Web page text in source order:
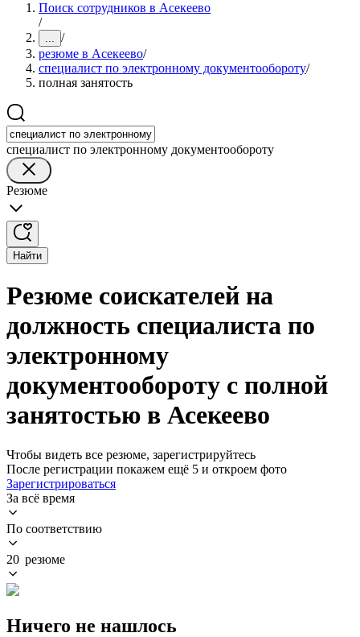
Поиск сотрудников в Асекеево
/
... /
резюме в Асекеево/
специалист по электронному документообороту/
полная занятость
специалист по электронному документообороту
Резюме
Найти
Резюме соискателей на
должность специалиста по
электронному
документообороту с полной
занятостью в Асекеево
Чтобы видеть все резюме, зарегистрируйтесь
После регистрации покажем ещё 5 и откроем фото
Зарегистрироваться
За всё время
По соответствию
20 резюме
Ничего не нашлось